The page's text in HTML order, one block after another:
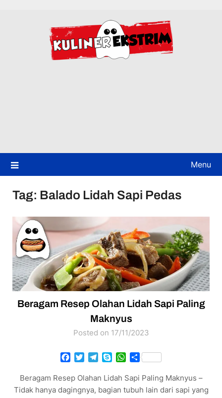
Menu
Tag: Balado Lidah Sapi Pedas
Beragam Resep Olahan Lidah Sapi Paling
Maknyus
Posted on 17/11/2023
Facebook
TwitterTelegram
SkypeWhatsApp
Share
Beragam Resep Olahan Lidah Sapi Paling Maknyus –
Tidak hanya dagingnya, bagian tubuh lain dari sapi yang